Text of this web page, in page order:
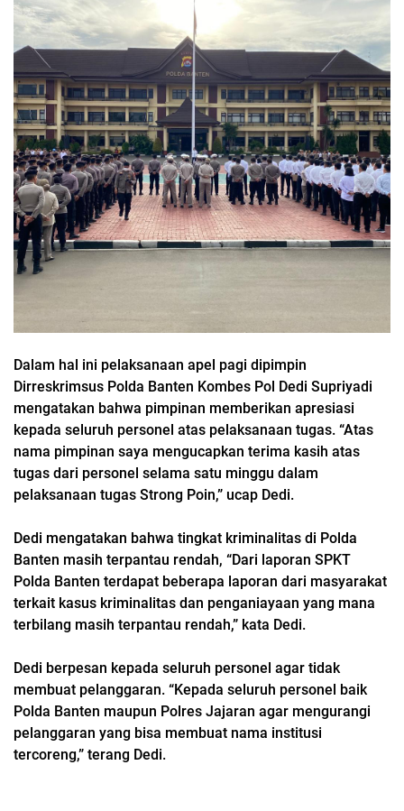
Dalam hal ini pelaksanaan apel pagi dipimpin
Dirreskrimsus Polda Banten Kombes Pol Dedi Supriyadi
mengatakan bahwa pimpinan memberikan apresiasi
kepada seluruh personel atas pelaksanaan tugas. “Atas
nama pimpinan saya mengucapkan terima kasih atas
tugas dari personel selama satu minggu dalam
pelaksanaan tugas Strong Poin,” ucap Dedi.
Dedi mengatakan bahwa tingkat kriminalitas di Polda
Banten masih terpantau rendah, “Dari laporan SPKT
Polda Banten terdapat beberapa laporan dari masyarakat
terkait kasus kriminalitas dan penganiayaan yang mana
terbilang masih terpantau rendah,” kata Dedi.
Dedi berpesan kepada seluruh personel agar tidak
membuat pelanggaran. “Kepada seluruh personel baik
Polda Banten maupun Polres Jajaran agar mengurangi
pelanggaran yang bisa membuat nama institusi
tercoreng,” terang Dedi.